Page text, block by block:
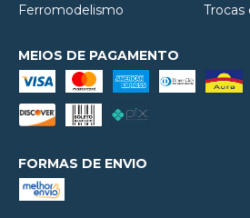
Ferromodelismo Trocas
MEIOS DE PAGAMENTO
FORMAS DE ENVIO